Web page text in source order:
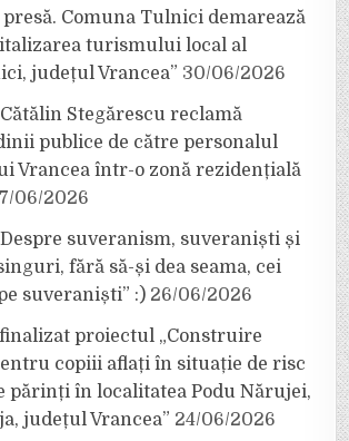
Comuna Tulnici demarează
turismului local al
județul Vrancea” 30/06/2026
Stegărescu reclamă
publice de către personalul
Vrancea într-o zonă rezidențială
06/2026
suveranism, suveraniști și
fără să-și dea seama, cei
suveraniști” :) 26/06/2026
proiectul „Construire
copiii aflați în situație de risc
părinți în localitatea Podu Nărujei,
județul Vrancea” 24/06/2026